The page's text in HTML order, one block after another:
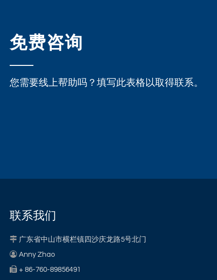
免费咨询
您需要线上帮助吗？填写此表格以取得联系。
联系我们
 广东省中山市横栏镇四沙庆龙路5号北门
 Anny Zhao
 + 86-760-89856491